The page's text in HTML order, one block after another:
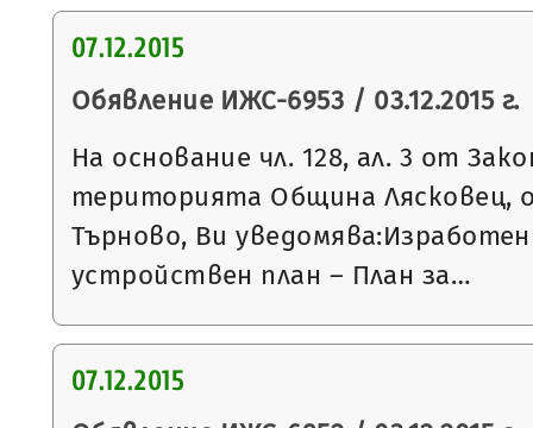
07.12.2015
Обявление ИЖС-6953 / 03.12.2015 г.
На основание чл. 128, ал. 3 от
територията Община Лясковец,
Търново, Ви
устройствен план – План за…
07.12.2015